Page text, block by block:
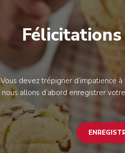
Vous devez trépigner d’impatience
nous allons d’abord enregistrer